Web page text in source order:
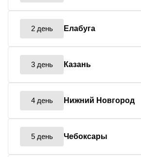
2 день Елабуга
3 день Казань
4 день Нижний Новгород
5 день Чебоксары